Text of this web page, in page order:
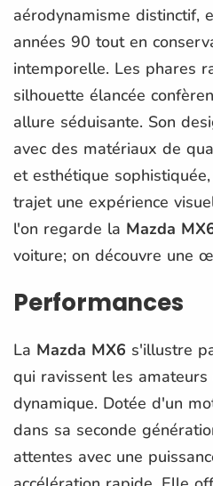
aérodynamisme distinctif,
années 90 tout en
intemporelle. Les phares
silhouette élancée
allure séduisante. Son
avec des matériaux de
et esthétique
trajet une expérience
l'on regarde la Mazda
voiture; on découvre une
Performances
La Mazda MX6 s'illustre
qui ravissent les amateurs
dynamique. Dotée d'un
dans sa seconde
attentes avec une